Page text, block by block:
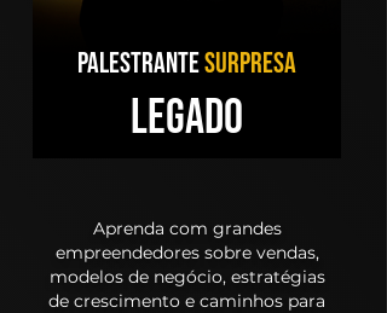
PALESTRANTESURPRESA
LEGADO
Aprenda com grandes
empreendedores sobre vendas,
modelos de negócio, estratégias
de crescimento e caminhos para